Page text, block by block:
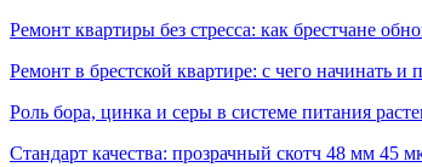
Ремонт квартиры без стресса: как брестчане
Ремонт в брестской квартире: с чего начинать
Роль бора, цинка и серы в системе питания
Стандарт качества: прозрачный скотч 48 мм 45